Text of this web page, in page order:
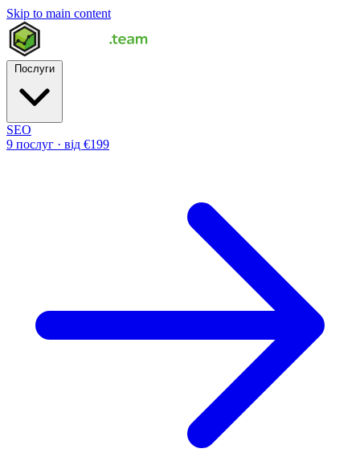
Skip to main content
SEO
9 послуг · від €199